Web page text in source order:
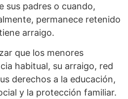
sus padres o cuando,
permanece retenido
arraigo.
que los menores
habitual, su arraigo, red
derechos a la educación,
y la protección familiar.